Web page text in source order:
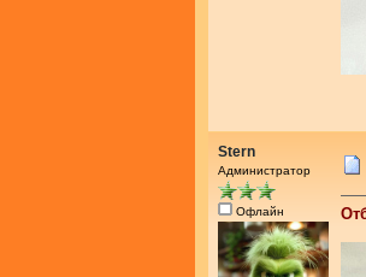
Stern
Администратор
Офлайн